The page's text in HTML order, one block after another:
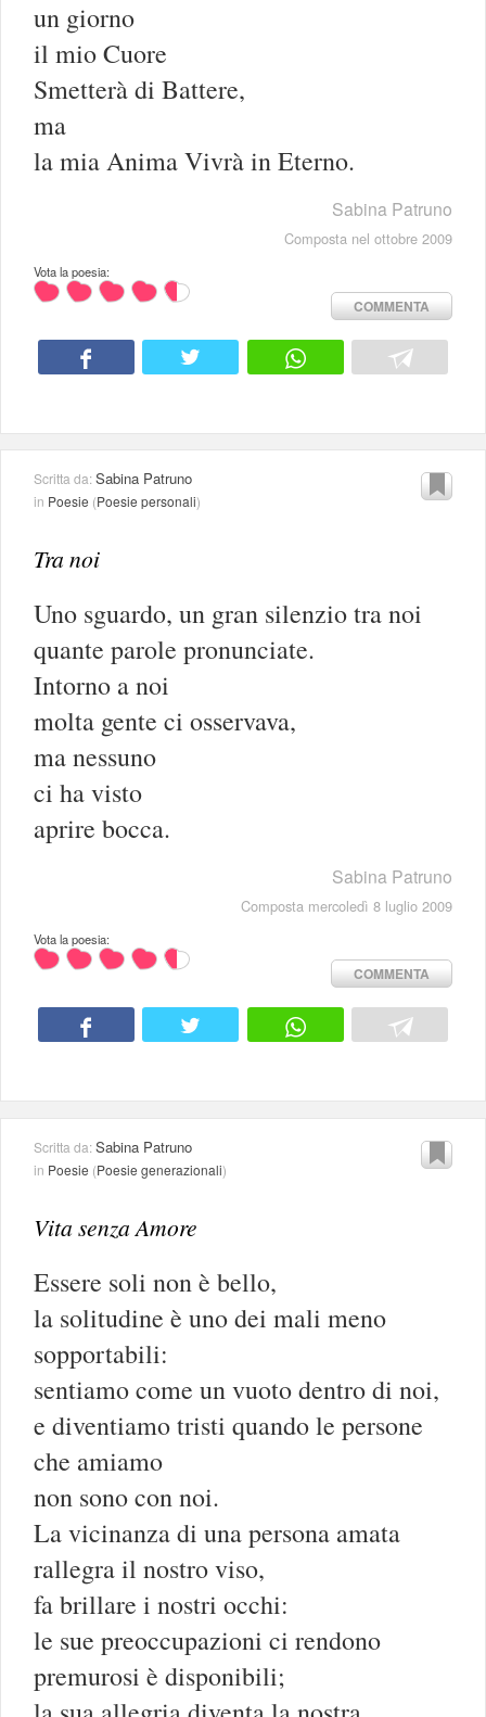
un giorno
il mio Cuore
Smetterà di Battere,
ma
la mia Anima Vivrà in Eterno.
Sabina Patruno
Composta nel ottobre 2009
Vota la poesia:
COMMENTA
Scritta da:Sabina Patruno
in Poesie (Poesie personali)
Tra noi
Uno sguardo, un gran silenzio tra noi
quante parole pronunciate.
Intorno a noi
molta gente ci osservava,
ma nessuno
ci ha visto
aprire bocca.
Sabina Patruno
Composta mercoledì 8 luglio 2009
Vota la poesia:
COMMENTA
Scritta da:Sabina Patruno
in Poesie (Poesie generazionali)
Vita senza Amore
Essere soli non è bello,
la solitudine è uno dei mali meno
sopportabili:
sentiamo come un vuoto dentro di noi,
e diventiamo tristi quando le persone
che amiamo
non sono con noi.
La vicinanza di una persona amata
rallegra il nostro viso,
fa brillare i nostri occhi:
le sue preoccupazioni ci rendono
premurosi è disponibili;